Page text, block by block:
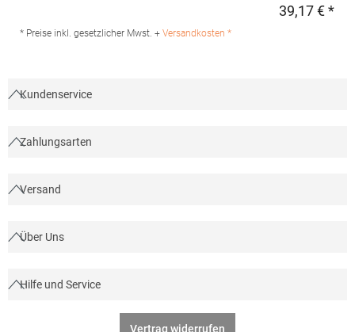
sols@soloinvest.com
39,17 € *
* Preise inkl. gesetzlicher Mwst. + Versandkosten *
Kundenservice
Zahlungsarten
Versand
Über Uns
Hilfe und Service
Vertrag widerrufen